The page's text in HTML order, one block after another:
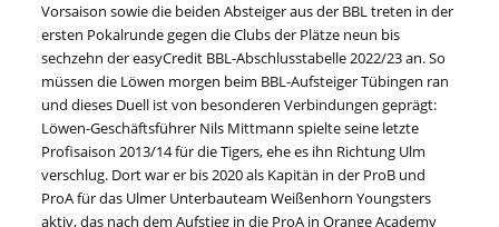
Vorsaison sowie die beiden Absteiger aus der BBL treten in der
ersten Pokalrunde gegen die Clubs der Plätze neun bis
sechzehn der easyCredit BBL-Abschlusstabelle 2022/23 an. So
müssen die Löwen morgen beim BBL-Aufsteiger Tübingen ran
und dieses Duell ist von besonderen Verbindungen geprägt:
Löwen-Geschäftsführer Nils Mittmann spielte seine letzte
Profisaison 2013/14 für die Tigers, ehe es ihn Richtung Ulm
verschlug. Dort war er bis 2020 als Kapitän in der ProB und
ProA für das Ulmer Unterbauteam Weißenhorn Youngsters
aktiv, das nach dem Aufstieg in die ProA in Orange Academy